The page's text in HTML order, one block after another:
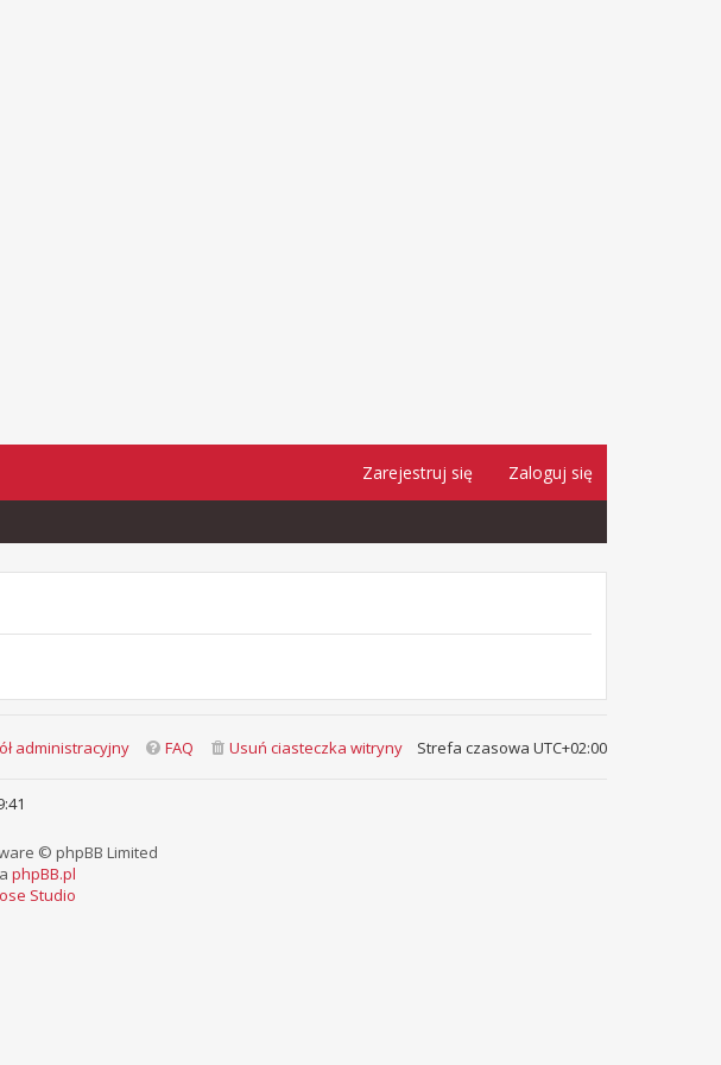
Zaloguj się
Zarejestruj się
Strefa czasowa UTC+02:00
Usuń ciasteczka witryny
FAQ
administracyjny
© phpBB Limited
phpBB.pl
Studio